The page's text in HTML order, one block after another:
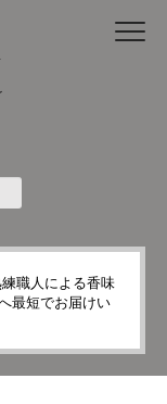
職人による香味
最短でお届けい